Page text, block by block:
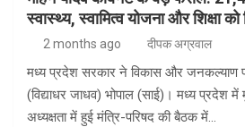
स्वास्थ्य, स्वामित्व योजना और शिक्षा को
2 months ago दीपक अग्रवाल
मध्य प्रदेश सरकार ने विकास और जनकल्याण
(विद्याधर जाधव) भोपाल (साई)। मध्य प्रदेश में
अध्यक्षता में हुई मंत्रि-परिषद की बैठक में…